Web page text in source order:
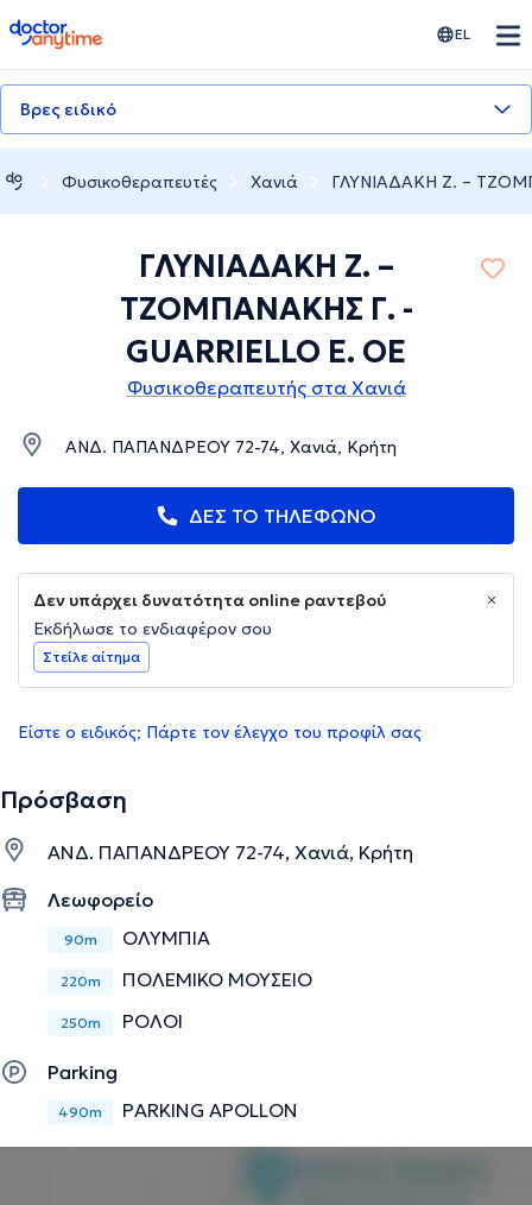
doctoranytime EL
Βρες ειδικό
Φυσικοθεραπευτές Χανιά ΓΛΥΝΙΑΔΑΚΗ Ζ. –
ΓΛΥΝΙΑΔΑΚΗ Ζ. –
ΤΖΟΜΠΑΝΑΚΗΣ Γ. -
GUARRIELLO Ε. OE
Φυσικοθεραπευτής στα Χανιά
ΑΝΔ. ΠΑΠΑΝΔΡΕΟΥ 72-74, Χανιά, Κρήτη
ΔΕΣ ΤΟ ΤΗΛΕΦΩΝΟ
Δεν υπάρχει δυνατότητα online ραντεβού
Εκδήλωσε το ενδιαφέρον σου
Στείλε αίτημα
Είστε ο ειδικός; Πάρτε τον έλεγχο του προφίλ σας
Πρόσβαση
ΑΝΔ. ΠΑΠΑΝΔΡΕΟΥ 72-74, Χανιά, Κρήτη
Λεωφορείο
90m ΟΛΥΜΠΙΑ
220m ΠΟΛΕΜΙΚΟ ΜΟΥΣΕΙΟ
250m ΡΟΛΟΙ
Parking
490m PARKING APOLLON